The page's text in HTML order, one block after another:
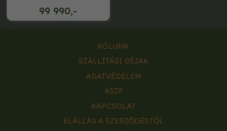
99 990,-
RÓLUNK
SZÁLLÍTÁSI DÍJAK
ADATVÉDELEM
ÁSZF
KAPCSOLAT
ELÁLLÁS A SZERZŐDÉSTŐL